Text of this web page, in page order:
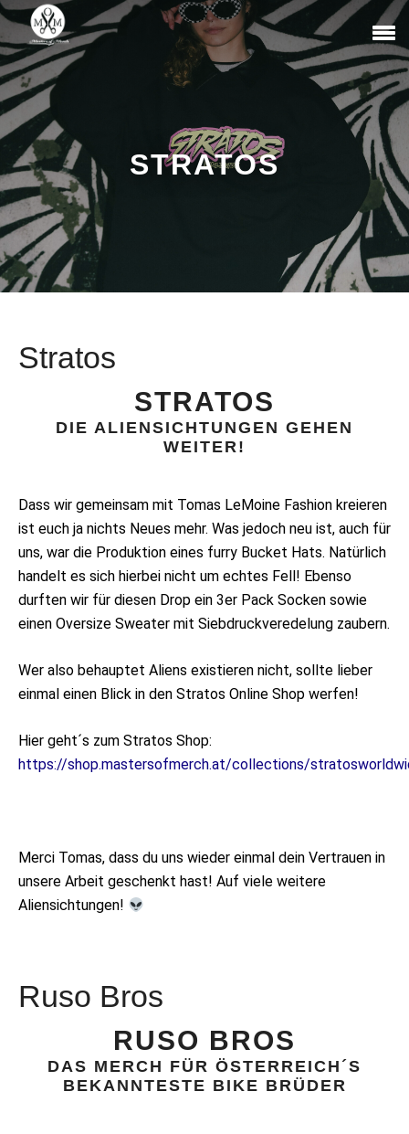
STRATOS
Stratos
STRATOS
DIE ALIENSICHTUNGEN GEHEN
WEITER!
Dass wir gemeinsam mit Tomas LeMoine Fashion kreieren
ist euch ja nichts Neues mehr. Was jedoch neu ist, auch für
uns, war die Produktion eines furry Bucket Hats. Natürlich
handelt es sich hierbei nicht um echtes Fell! Ebenso
durften wir für diesen Drop ein 3er Pack Socken sowie
einen Oversize Sweater mit Siebdruckveredelung zaubern.
Wer also behauptet Aliens existieren nicht, sollte lieber
einmal einen Blick in den Stratos Online Shop werfen!
Hier geht´s zum Stratos Shop:
https://shop.mastersofmerch.at/collections/
Merci Tomas, dass du uns wieder einmal dein Vertrauen in
unsere Arbeit geschenkt hast! Auf viele weitere
Aliensichtungen!
Ruso Bros
RUSO BROS
DAS MERCH FÜR ÖSTERREICH´S
BEKANNTESTE BIKE BRÜDER